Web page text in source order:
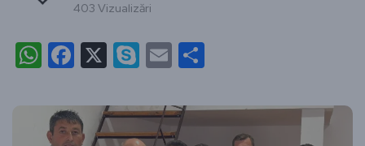
403 Vizualizări
WhatsApp
Facebook
X Skype
Email